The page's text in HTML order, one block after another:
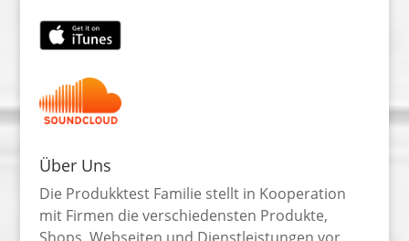
Über Uns
Die Produkktest Familie stellt in Kooperation
mit Firmen die verschiedensten Produkte,